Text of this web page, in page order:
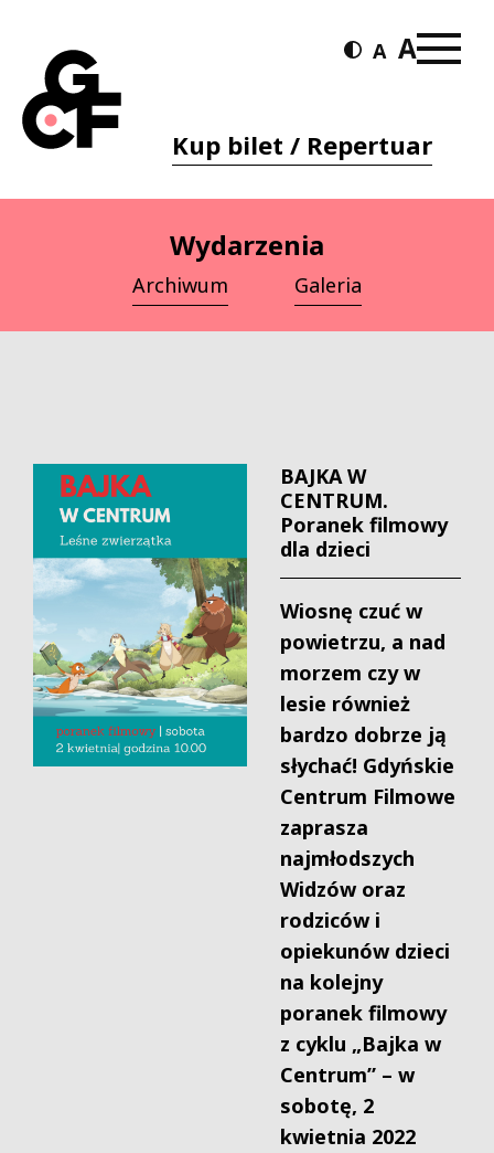
Kup bilet / Repertuar
Wydarzenia
Archiwum Galeria
BAJKA W
CENTRUM.
Poranek filmowy
dla dzieci
Wiosnę czuć w
powietrzu, a nad
morzem czy w
lesie również
bardzo dobrze ją
słychać! Gdyńskie
Centrum Filmowe
zaprasza
najmłodszych
Widzów oraz
rodziców i
opiekunów dzieci
na kolejny
poranek filmowy
z cyklu „Bajka w
Centrum” – w
sobotę, 2
kwietnia 2022